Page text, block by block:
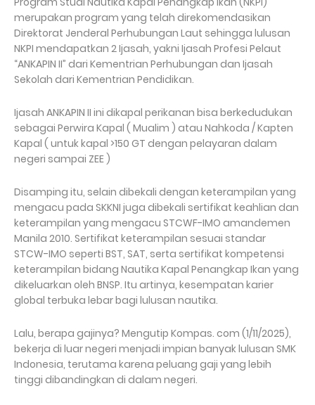
merupakan program yang telah direkomendasikan
Direktorat Jenderal Perhubungan Laut sehingga lulusan
NKPI mendapatkan 2 Ijasah, yakni Ijasah Profesi Pelaut
“ANKAPIN II” dari Kementrian Perhubungan dan Ijasah
Sekolah dari Kementrian Pendidikan.
Ijasah ANKAPIN II ini dikapal perikanan bisa berkedudukan
sebagai Perwira Kapal ( Mualim ) atau Nahkoda / Kapten
Kapal ( untuk kapal >150 GT dengan pelayaran dalam
negeri sampai ZEE )
Disamping itu, selain dibekali dengan keterampilan yang
mengacu pada SKKNI juga dibekali sertifikat keahlian dan
keterampilan yang mengacu STCWF-IMO amandemen
Manila 2010. Sertifikat keterampilan sesuai standar
STCW-IMO seperti BST, SAT, serta sertifikat kompetensi
keterampilan bidang Nautika Kapal Penangkap Ikan yang
dikeluarkan oleh BNSP. Itu artinya, kesempatan karier
global terbuka lebar bagi lulusan nautika.
Lalu, berapa gajinya? Mengutip Kompas. com (1/11/2025),
bekerja di luar negeri menjadi impian banyak lulusan SMK
Indonesia, terutama karena peluang gaji yang lebih
tinggi dibandingkan di dalam negeri.